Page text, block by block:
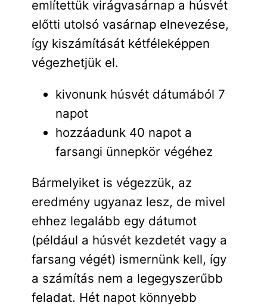
említettük virágvasárnap a húsvét
előtti utolsó vasárnap elnevezése,
így kiszámítását kétféleképpen
végezhetjük el.
kivonunk húsvét dátumából 7
napot
hozzáadunk 40 napot a
farsangi ünnepkör végéhez
Bármelyiket is végezzük, az
eredmény ugyanaz lesz, de mivel
ehhez legalább egy dátumot
(például a húsvét kezdetét vagy a
farsang végét) ismernünk kell, így
a számítás nem a legegyszerűbb
feladat. Hét napot könnyebb